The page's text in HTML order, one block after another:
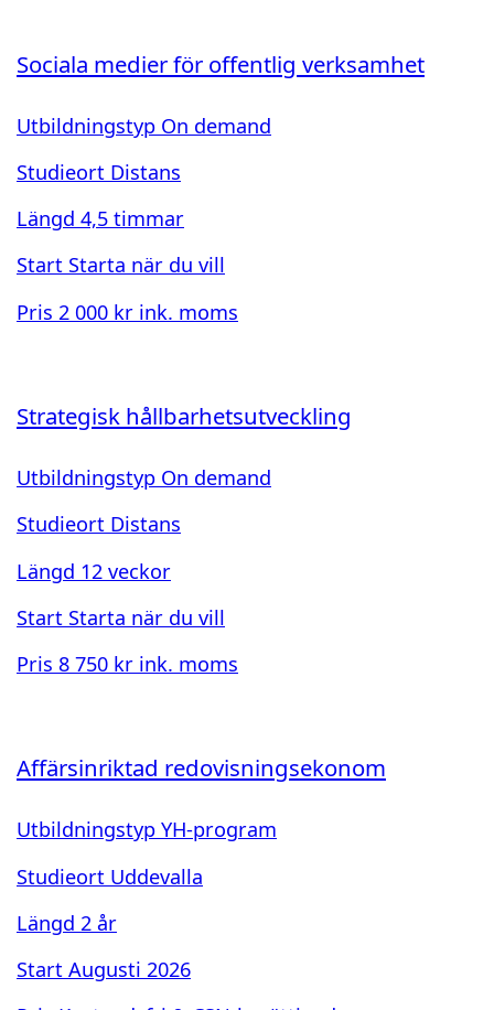
Sociala medier för offentlig verksamhet
Utbildningstyp On demand
Studieort Distans
Längd 4,5 timmar
Start Starta när du vill
Pris 2 000 kr ink. moms
Strategisk hållbarhetsutveckling
Utbildningstyp On demand
Studieort Distans
Längd 12 veckor
Start Starta när du vill
Pris 8 750 kr ink. moms
Affärsinriktad redovisningsekonom
Utbildningstyp YH-program
Studieort Uddevalla
Längd 2 år
Start Augusti 2026